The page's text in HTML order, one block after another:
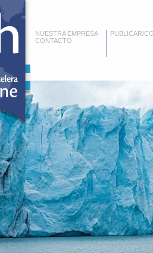
NUESTRA EMPRESA
CONTACTO
PUBLICAR/